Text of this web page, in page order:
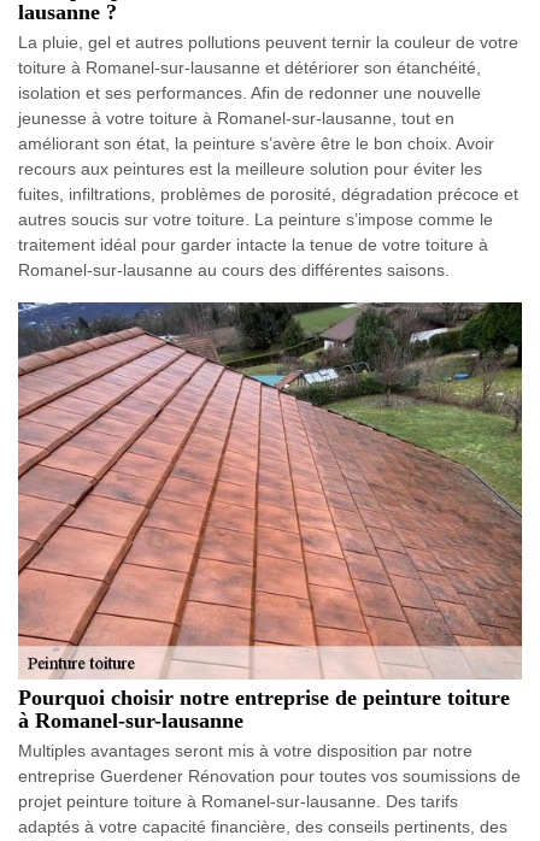
lausanne ?
La pluie, gel et autres pollutions peuvent ternir la couleur de votre
toiture à Romanel-sur-lausanne et détériorer son étanchéité,
isolation et ses performances. Afin de redonner une nouvelle
jeunesse à votre toiture à Romanel-sur-lausanne, tout en
améliorant son état, la peinture s’avère être le bon choix. Avoir
recours aux peintures est la meilleure solution pour éviter les
fuites, infiltrations, problèmes de porosité, dégradation précoce et
autres soucis sur votre toiture. La peinture s’impose comme le
traitement idéal pour garder intacte la tenue de votre toiture à
Romanel-sur-lausanne au cours des différentes saisons.
Pourquoi choisir notre entreprise de peinture toiture
à Romanel-sur-lausanne
Multiples avantages seront mis à votre disposition par notre
entreprise Guerdener Rénovation pour toutes vos soumissions de
projet peinture toiture à Romanel-sur-lausanne. Des tarifs
adaptés à votre capacité financière, des conseils pertinents, des